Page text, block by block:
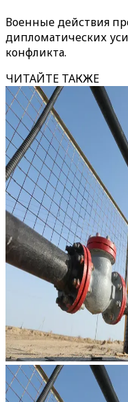
Военные действия
дипломатических
конфликта.
ЧИТАЙТЕ ТАКЖЕ